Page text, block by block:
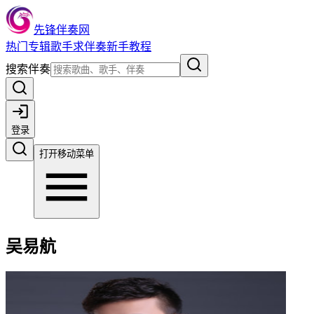
先锋伴奏网
热门 专辑歌手求伴奏新手教程
搜索伴奏
登录
打开移动菜单
吴易航